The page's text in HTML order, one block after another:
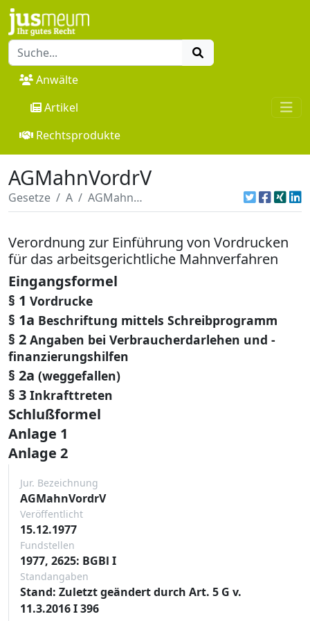
Anwälte
Artikel
Rechtsprodukte
AGMahnVordrV
Gesetze A AGMahnVordrV
Verordnung zur Einführung von Vordrucken
für das arbeitsgerichtliche Mahnverfahren
Eingangsformel
§ 1 Vordrucke
§ 1a Beschriftung mittels Schreibprogramm
§ 2 Angaben bei Verbraucherdarlehen und -
finanzierungshilfen
§ 2a (weggefallen)
§ 3 Inkrafttreten
Schlußformel
Anlage 1
Anlage 2
Jur. Bezeichnung
AGMahnVordrV
Veröffentlicht
15.12.1977
Fundstellen
1977, 2625: BGBl I
Standangaben
Stand: Zuletzt geändert durch Art. 5 G v.
11.3.2016 I 396